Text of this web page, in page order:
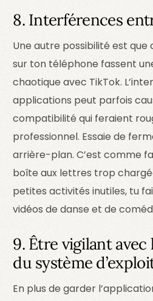
8. Interférences
Une autre possibilité est que
sur ton téléphone fassent
chaotique avec TikTok.
applications peut parfois
compatibilité qui feraient
professionnel. Essaie de
arrière-plan. C’est comme
boîte aux lettres trop
petites activités inutiles, tu
vidéos de danse et de
9. Être vigilant avec
du système
En plus de garder